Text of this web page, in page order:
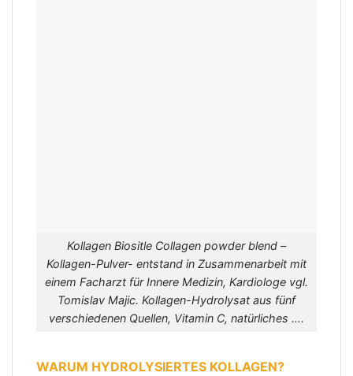
Kollagen Biositle Collagen powder blend –
Kollagen-Pulver- entstand in Zusammenarbeit mit
einem Facharzt für Innere Medizin, Kardiologe vgl.
Tomislav Majic. Kollagen-Hydrolysat aus fünf
verschiedenen Quellen, Vitamin C, natürliches ….
WARUM HYDROLYSIERTES KOLLAGEN?